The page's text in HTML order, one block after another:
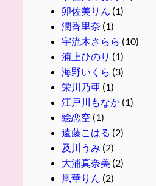
卯佐美りん (1)
潤香里奈 (1)
宇流木さらら (10)
浦上ひのり (1)
海野いくら (3)
栄川乃亜 (1)
江戸川もなか(1)
絵恋空 (1)
遠藤こはる (2)
及川うみ (2)
大浦真奈美 (2)
凰華りん (2)